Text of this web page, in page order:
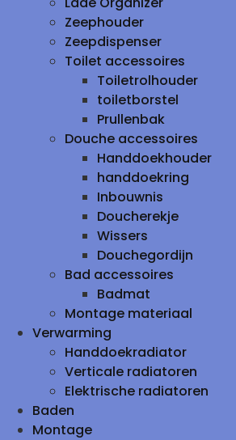
Zeephouder
Zeepdispenser
Toilet accessoires
Toiletrolhouder
toiletborstel
Prullenbak
Douche accessoires
Handdoekhouder
handdoekring
Inbouwnis
Doucherekje
Wissers
Douchegordijn
Bad accessoires
Badmat
Montage materiaal
Verwarming
Handdoekradiator
Verticale radiatoren
Elektrische radiatoren
Baden
Montage